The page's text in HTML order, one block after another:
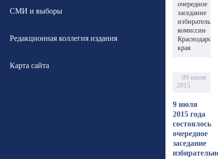
СМИ и выборы
Редакционная коллегия издания
Карта сайта
очередное
заседание
комиссии
края
09 июля
2015
9 июля
2015 года
состоялось
очередное
заседание